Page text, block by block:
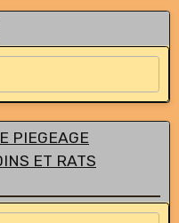
PIEGEAGE
ET RATS